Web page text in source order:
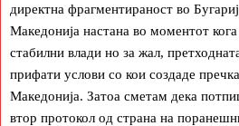
директна фрагментираност во
Македонија настана во моментот
стабилни влади но за жал,
прифати услови со кои создаде
Македонија. Затоа сметам дека
втор протокол од страна на